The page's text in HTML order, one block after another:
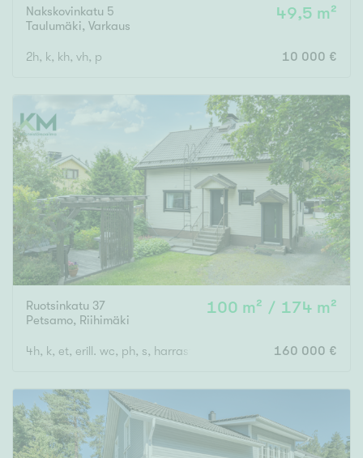
Arvokohteet
Vain arvokohteet Ei arvokohteita
Kunto
Hyvä
Tyydyttävä
Välttävä
Ominaisuudet
Hissi
Järvi- tai merinäköala
Maalämpö
Oma ranta
Oma sauna
Senioriasunto
Nakskovinkatu 5
Taulumäki, Varkaus
49,5 m²
2h, k, kh, vh, p 10 000 €
Ruotsinkatu 37
Petsamo, Riihimäki
100 m² / 174 m²
4h, k, et, erill. wc, ph, s, harrastetila, erillinen autotalli + varasto
160 000 €